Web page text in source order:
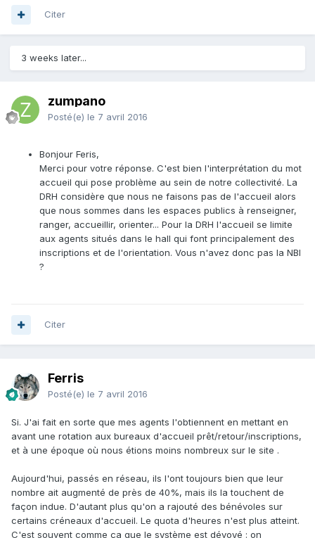
Citer
3 weeks later...
zumpano
Posté(e) le 7 avril 2016
Bonjour Feris,
Merci pour votre réponse. C'est bien l'interprétation du mot
accueil qui pose problème au sein de notre collectivité. La
DRH considère que nous ne faisons pas de l'accueil alors
que nous sommes dans les espaces publics à renseigner,
ranger, accueillir, orienter... Pour la DRH l'accueil se limite
aux agents situés dans le hall qui font principalement des
inscriptions et de l'orientation. Vous n'avez donc pas la NBI
?
Citer
Ferris
Posté(e) le 7 avril 2016
Si. J'ai fait en sorte que mes agents l'obtiennent en mettant en
avant une rotation aux bureaux d'accueil prêt/retour/inscriptions,
et à une époque où nous étions moins nombreux sur le site .
Aujourd'hui, passés en réseau, ils l'ont toujours bien que leur
nombre ait augmenté de près de 40%, mais ils la touchent de
façon indue. D'autant plus qu'on a rajouté des bénévoles sur
certains créneaux d'accueil. Le quota d'heures n'est plus atteint.
C'est souvent comme ça que le système est dévoyé : on